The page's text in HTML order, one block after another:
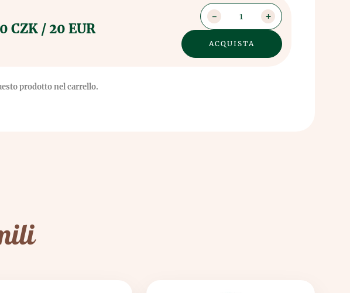
CZK / 20 EUR
1
prodotto nel carrello.